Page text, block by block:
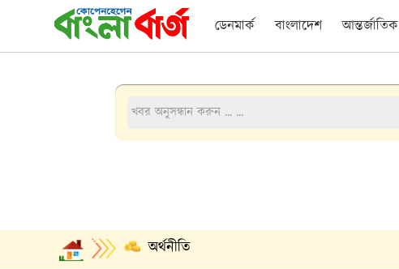
ডেনমার্ক বাংলাদেশ আন্তর্জাতিক
অর্থনীতি